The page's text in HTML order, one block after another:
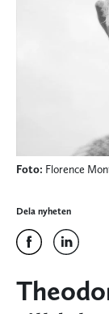
Foto: Florence
Dela nyheten